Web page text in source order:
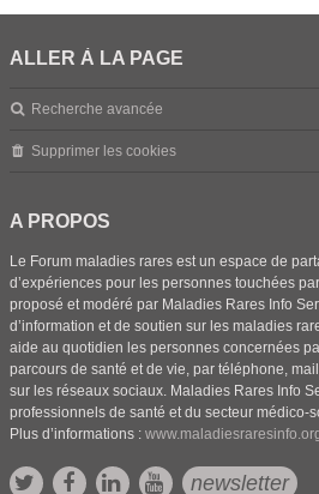
ALLER À LA PAGE
Recherche avancée
Supprimer les cookies
A PROPOS
Le Forum maladies rares est un espace de
d’expériences pour les personnes touchées
proposé et modéré par Maladies Rares Info
d’information et de soutien sur les maladies
aide au quotidien les personnes concernées
parcours de santé et de vie, par téléphone,
sur les réseaux sociaux. Maladies Rares Info
professionnels de santé et du secteur médico-
Plus d’informations :
newsletter